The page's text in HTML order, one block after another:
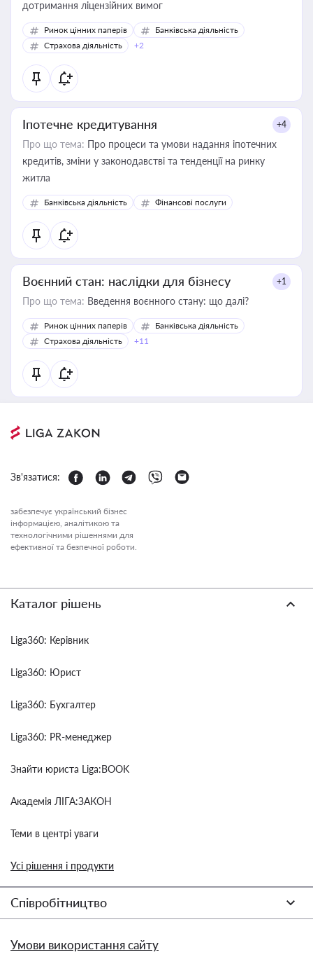
дотримання ліцензійних вимог
Ринок цінних паперів
Банківська діяльність
Страхова діяльність
+2
Іпотечне кредитування +4
Про що тема: Про процеси та умови надання іпотечних
кредитів, зміни у законодавстві та тенденції на ринку
житла
Банківська діяльність Фінансові послуги
Воєнний стан: наслідки для бізнесу +1
Про що тема: Введення воєнного стану: що далі?
Ринок цінних паперів
Банківська діяльність
Страхова діяльність
+11
Зв'язатися:
забезпечує український бізнес
інформацією, аналітикою та
технологічними рішеннями для
ефективної та безпечної роботи.
Каталог рішень
Liga360: Керівник
Liga360: Юрист
Liga360: Бухгалтер
Liga360: PR-менеджер
Знайти юриста Liga:BOOK
Академія ЛІГА:ЗАКОН
Теми в центрі уваги
Усі рішення і продукти
Співробітництво
Умови використання сайту